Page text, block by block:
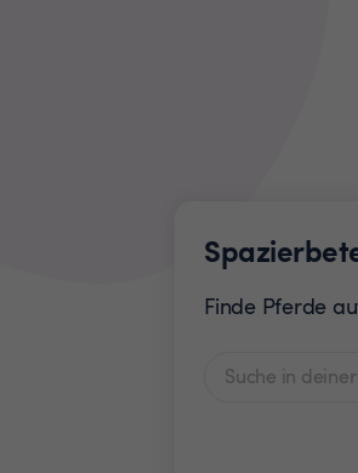
Finde Pferde